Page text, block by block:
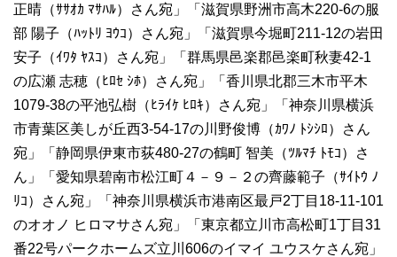
正晴（ｻｻｵｶ ﾏｻﾊﾙ）さん宛」「滋賀県野洲市高木220-6の服
部 陽子（ﾊｯﾄﾘ ﾖｳｺ）さん宛」「滋賀県今堀町211-12の岩田
安子（ｲﾜﾀ ﾔｽｺ）さん宛」「群馬県邑楽郡邑楽町秋妻42-1
の広瀬 志穂（ﾋﾛｾ ｼﾎ）さん宛」「香川県北郡三木市平木
1079-38の平池弘樹（ﾋﾗｲｹ ﾋﾛｷ）さん宛」「神奈川県横浜
市青葉区美しが丘西3-54-17の川野俊博（ｶﾜﾉ ﾄｼｼﾛ）さん
宛」「静岡県伊東市荻480-27の鶴町 智美（ﾂﾙﾏﾁ ﾄﾓｺ）さ
ん」「愛知県碧南市松江町４－９－２の齊藤範子（ｻｲﾄｳ ﾉ
ﾘｺ）さん宛」「神奈川県横浜市港南区最戸2丁目18-11-101
のオオノ ヒロマサさん宛」「東京都立川市高松町1丁目31
番22号パークホームズ立川606のイマイ ユウスケさん宛」